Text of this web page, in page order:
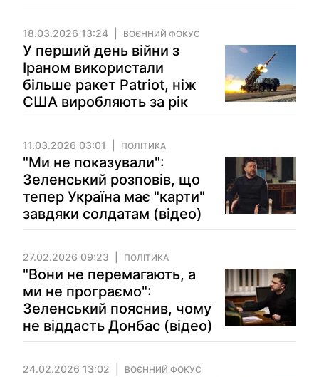
18.03.2026 13:24 ВОЄННИЙ ФОКУС
У перший день війни з
Іраном використали
більше ракет Patriot, ніж
США виробляють за рік
11.03.2026 03:01 ПОЛІТИКА
"Ми не показували":
Зеленський розповів, що
тепер Україна має "карти"
завдяки солдатам (відео)
27.02.2026 09:23 ПОЛІТИКА
"Вони не перемагають, а
ми не програємо":
Зеленський пояснив, чому
не віддасть Донбас (відео)
24.02.2026 13:02 ВОЄННИЙ ФОКУС